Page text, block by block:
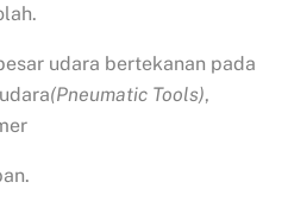
udara bertekanan pada
(Pneumatic Tools),